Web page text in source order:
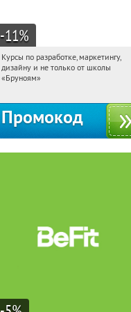
-11%
09:31:53
Получи первым!
Россия
Курсы по разработке, маркетингу,
дизайну и не только от школы
«Бруноям»
Промокод